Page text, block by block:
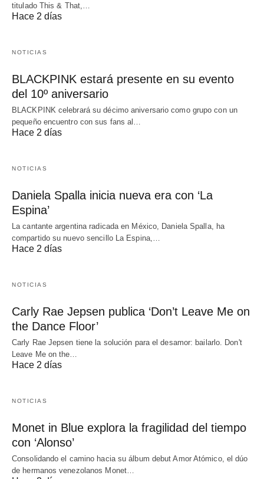
titulado This & That,…
Hace 2 días
NOTICIAS
BLACKPINK estará presente en su evento
del 10º aniversario
BLACKPINK celebrará su décimo aniversario como grupo con un
pequeño encuentro con sus fans al…
Hace 2 días
NOTICIAS
Daniela Spalla inicia nueva era con ‘La
Espina’
La cantante argentina radicada en México, Daniela Spalla, ha
compartido su nuevo sencillo La Espina,…
Hace 2 días
NOTICIAS
Carly Rae Jepsen publica ‘Don’t Leave Me on
the Dance Floor’
Carly Rae Jepsen tiene la solución para el desamor: bailarlo. Don't
Leave Me on the…
Hace 2 días
NOTICIAS
Monet in Blue explora la fragilidad del tiempo
con ‘Alonso’
Consolidando el camino hacia su álbum debut Amor Atómico, el dúo
de hermanos venezolanos Monet…